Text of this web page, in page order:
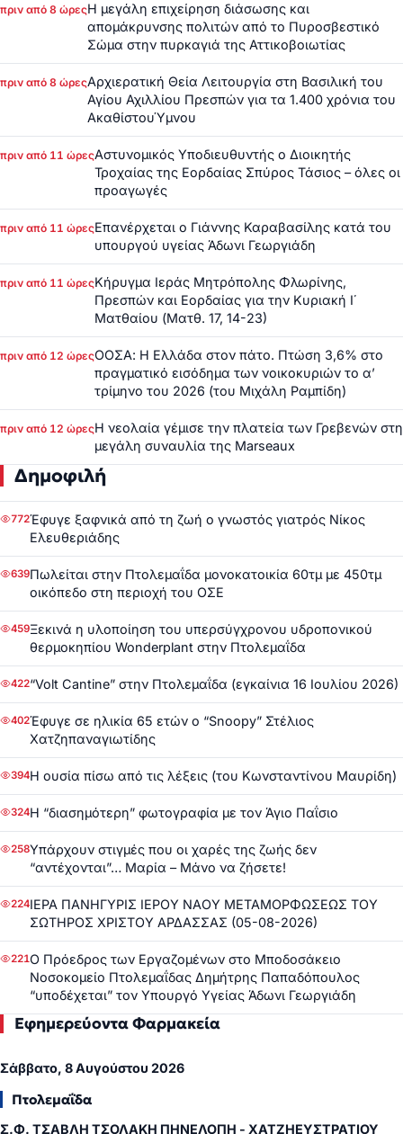
πριν από 8 ώρεςΗ μεγάλη επιχείρηση διάσωσης και
απομάκρυνσης πολιτών από το Πυροσβεστικό
Σώμα στην πυρκαγιά της Αττικοβοιωτίας
πριν από 8 ώρεςΑρχιερατική Θεία Λειτουργία στη Βασιλική του
Αγίου Αχιλλίου Πρεσπών για τα 1.400 χρόνια του
ΑκαθίστουΎμνου
πριν από 11 ώρεςΑστυνομικός Υποδιευθυντής ο Διοικητής
Τροχαίας της Εορδαίας Σπύρος Τάσιος – όλες οι
προαγωγές
πριν από 11 ώρεςΕπανέρχεται ο Γιάννης Καραβασίλης κατά του
υπουργού υγείας Άδωνι Γεωργιάδη
πριν από 11 ώρεςΚήρυγμα Ιεράς Μητρόπολης Φλωρίνης,
Πρεσπών και Εορδαίας για την Κυριακή Ι΄
Ματθαίου (Ματθ. 17, 14-23)
πριν από 12 ώρεςΟΟΣΑ: Η Ελλάδα στον πάτο. Πτώση 3,6% στο
πραγματικό εισόδημα των νοικοκυριών το α’
τρίμηνο του 2026 (του Μιχάλη Ραμπίδη)
πριν από 12 ώρεςΗ νεολαία γέμισε την πλατεία των Γρεβενών στη
μεγάλη συναυλία της Marseaux
Δημοφιλή
772Έφυγε ξαφνικά από τη ζωή ο γνωστός γιατρός Νίκος
Ελευθεριάδης
639Πωλείται στην Πτολεμαΐδα μονοκατοικία 60τμ με 450τμ
οικόπεδο στη περιοχή του ΟΣΕ
459Ξεκινά η υλοποίηση του υπερσύγχρονου υδροπονικού
θερμοκηπίου Wonderplant στην Πτολεμαΐδα
422“Volt Cantine” στην Πτολεμαΐδα (εγκαίνια 16 Ιουλίου 2026)
402Έφυγε σε ηλικία 65 ετών ο “Snoopy” Στέλιος
Χατζηπαναγιωτίδης
394Η ουσία πίσω από τις λέξεις (του Κωνσταντίνου Μαυρίδη)
324Η “διασημότερη” φωτογραφία με τον Άγιο Παΐσιο
258Υπάρχουν στιγμές που οι χαρές της ζωής δεν
“αντέχονται”… Μαρία – Μάνο να ζήσετε!
224ΙΕΡΑ ΠΑΝΗΓΥΡΙΣ ΙΕΡΟΥ ΝΑΟΥ ΜΕΤΑΜΟΡΦΩΣΕΩΣ ΤΟΥ
ΣΩΤΗΡΟΣ ΧΡΙΣΤΟΥ ΑΡΔΑΣΣΑΣ (05-08-2026)
221Ο Πρόεδρος των Εργαζομένων στο Μποδοσάκειο
Νοσοκομείο Πτολεμαΐδας Δημήτρης Παπαδόπουλος
“υποδέχεται” τον Υπουργό Υγείας Άδωνι Γεωργιάδη
Εφημερεύοντα Φαρμακεία
Σάββατο, 8 Αυγούστου 2026
Πτολεμαΐδα
Σ.Φ. ΤΣΑΒΛΗ ΤΣΟΛΑΚΗ ΠΗΝΕΛΟΠΗ - ΧΑΤΖΗΕΥΣΤΡΑΤΙΟΥ